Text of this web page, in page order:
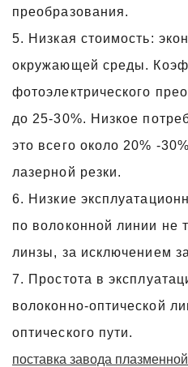
преобразования.
5. Низкая стоимость:
окружающей среды.
фотоэлектрического
до 25-30%. Низкое
это всего около 20% -
лазерной резки.
6. Низкие
по волоконной линии не
линзы, за исключением
7. Простота в
волоконно-оптической
оптического пути.
поставка завода